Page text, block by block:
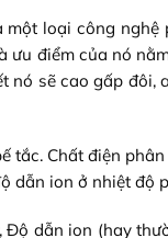
loại công
ưu điểm của nó
nó sẽ cao gấp
tắc. Chất điện
dẫn ion ở nhiệt độ
Độ dẫn ion (hay